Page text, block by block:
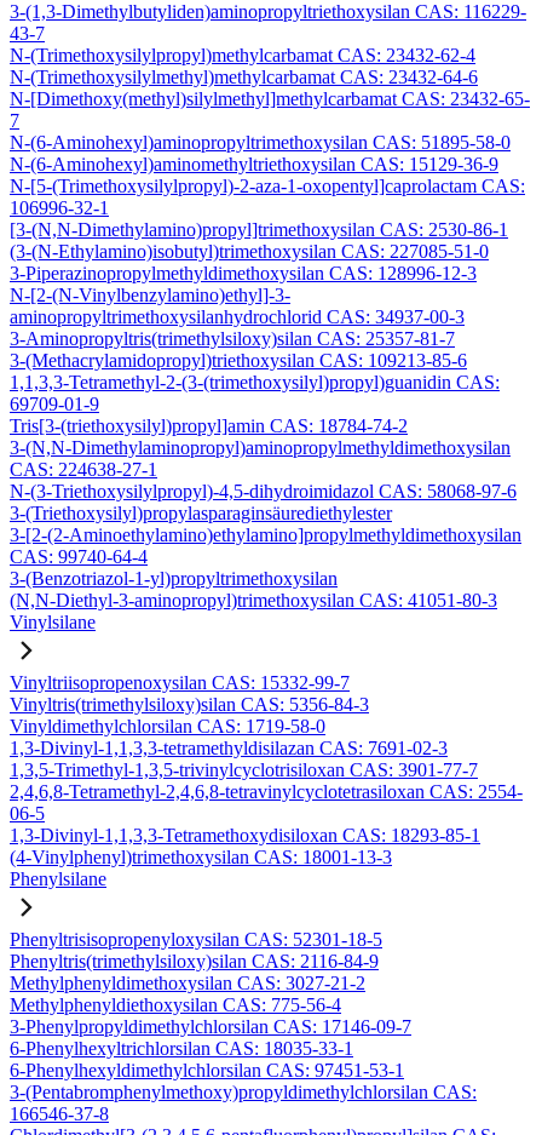
3-(1,3-Dimethylbutyliden)aminopropyltriethoxysilan CAS: 116229-
43-7
N-(Trimethoxysilylpropyl)methylcarbamat CAS: 23432-62-4
N-(Trimethoxysilylmethyl)methylcarbamat CAS: 23432-64-6
N-[Dimethoxy(methyl)silylmethyl]methylcarbamat CAS: 23432-65-
7
N-(6-Aminohexyl)aminopropyltrimethoxysilan CAS: 51895-58-0
N-(6-Aminohexyl)aminomethyltriethoxysilan CAS: 15129-36-9
N-[5-(Trimethoxysilylpropyl)-2-aza-1-oxopentyl]caprolactam CAS:
106996-32-1
[3-(N,N-Dimethylamino)propyl]trimethoxysilan CAS: 2530-86-1
(3-(N-Ethylamino)isobutyl)trimethoxysilan CAS: 227085-51-0
3-Piperazinopropylmethyldimethoxysilan CAS: 128996-12-3
N-[2-(N-Vinylbenzylamino)ethyl]-3-
aminopropyltrimethoxysilanhydrochlorid CAS: 34937-00-3
3-Aminopropyltris(trimethylsiloxy)silan CAS: 25357-81-7
3-(Methacrylamidopropyl)triethoxysilan CAS: 109213-85-6
1,1,3,3-Tetramethyl-2-(3-(trimethoxysilyl)propyl)guanidin CAS:
69709-01-9
Tris[3-(triethoxysilyl)propyl]amin CAS: 18784-74-2
3-(N,N-Dimethylaminopropyl)aminopropylmethyldimethoxysilan
CAS: 224638-27-1
N-(3-Triethoxysilylpropyl)-4,5-dihydroimidazol CAS: 58068-97-6
3-(Triethoxysilyl)propylasparaginsäurediethylester
3-[2-(2-Aminoethylamino)ethylamino]propylmethyldimethoxysilan
CAS: 99740-64-4
3-(Benzotriazol-1-yl)propyltrimethoxysilan
(N,N-Diethyl-3-aminopropyl)trimethoxysilan CAS: 41051-80-3
Vinylsilane
Vinyltriisopropenoxysilan CAS: 15332-99-7
Vinyltris(trimethylsiloxy)silan CAS: 5356-84-3
Vinyldimethylchlorsilan CAS: 1719-58-0
1,3-Divinyl-1,1,3,3-tetramethyldisilazan CAS: 7691-02-3
1,3,5-Trimethyl-1,3,5-trivinylcyclotrisiloxan CAS: 3901-77-7
2,4,6,8-Tetramethyl-2,4,6,8-tetravinylcyclotetrasiloxan CAS: 2554-
06-5
1,3-Divinyl-1,1,3,3-Tetramethoxydisiloxan CAS: 18293-85-1
(4-Vinylphenyl)trimethoxysilan CAS: 18001-13-3
Phenylsilane
Phenyltrisisopropenyloxysilan CAS: 52301-18-5
Phenyltris(trimethylsiloxy)silan CAS: 2116-84-9
Methylphenyldimethoxysilan CAS: 3027-21-2
Methylphenyldiethoxysilan CAS: 775-56-4
3-Phenylpropyldimethylchlorsilan CAS: 17146-09-7
6-Phenylhexyltrichlorsilan CAS: 18035-33-1
6-Phenylhexyldimethylchlorsilan CAS: 97451-53-1
3-(Pentabromphenylmethoxy)propyldimethylchlorsilan CAS:
166546-37-8